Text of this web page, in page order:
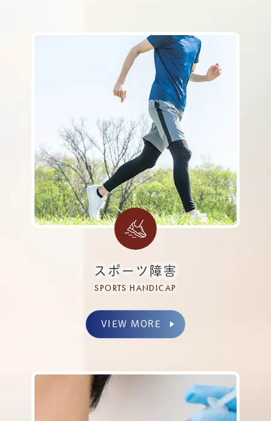
スポーツ障害
SPORTS HANDICAP
VIEW MORE